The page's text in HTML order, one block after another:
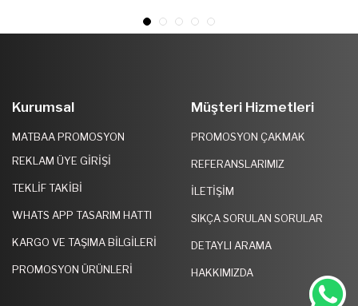
Kurumsal
MATBAA PROMOSYON
REKLAM ÜYE GIRIŞI
TEKLIF TAKIBI
WHATS APP TASARIM HATTI
KARGO VE TAŞIMA BILGILERI
PROMOSYON ÜRÜNLERI
Müşteri Hizmetleri
PROMOSYON ÇAKMAK
REFERANSLARIMIZ
İLETIŞIM
SIKÇA SORULAN SORULAR
DETAYLI ARAMA
HAKKIMIZDA